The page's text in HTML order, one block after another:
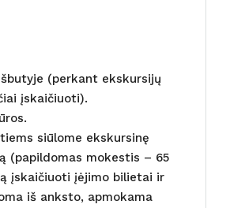
(perkant ekskursijų
įskaičiuoti).
siūlome ekskursinę
(papildomas mokestis – 65
įskaičiuoti įėjimo bilietai ir
iš anksto, apmokama